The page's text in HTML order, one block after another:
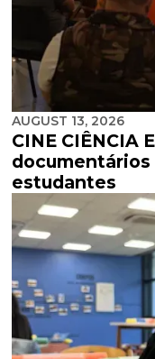
AUGUST 13, 2026
CINE CIÊNCIA
documentários
estudantes